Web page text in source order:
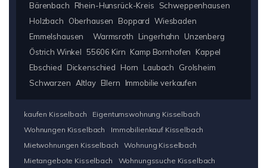
Bärenbach
Rhein-Hunsrück-Kreis
Schweppenhausen
Holzbach
Oberhausen Boppard Wiesbaden
Emmelshausen
Warmsroth Lingerhahn
Unzenberg
Östrich Winkel 55606 Kirn Kamp Bornhofen
Kappel
Ebschied
Dickenschied Horn Laubach
Grolsheim
Schwarzen Altlay Ellern Immobilie verkaufen
kaufen Kisselbach
Eigentumswohnung Kisselbach
Wohnungen Kisselbach
Immobilienkauf Kisselbach
Mietwohnungen Kisselbach
Wohnung Kisselbach
Mietangebote Kisselbach
Wohnungssuche Kisselbach